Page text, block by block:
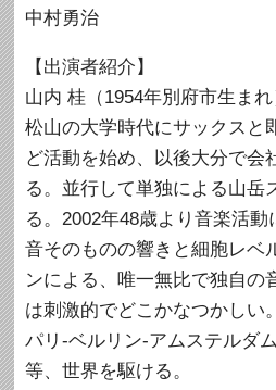
中村勇治
【出演者紹介】
山内 桂（1954年別府市生ま
松山の大学時代にサックスと
ど活動を始め、以後大分で会
る。並行して単独による山岳
る。2002年48歳より音楽活動
音そのものの響きと細胞レベ
ンによる、唯一無比で独自の
は刺激的でどこかなつかしい
パリ-ベルリン-アムステルダ
等、世界を駆ける。